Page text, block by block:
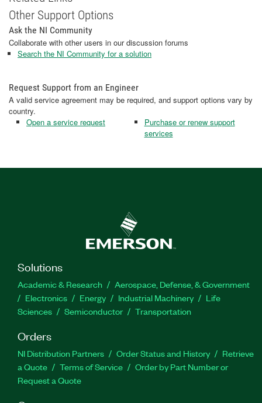
Other Support Options
Ask the NI Community
Collaborate with other users in our discussion forums
Search the NI Community for a solution
Request Support from an Engineer
A valid service agreement may be required, and support options vary by
country.
Open a service request
Purchase or renew support
services
Solutions
Academic & Research
Aerospace, Defense, & Government
Electronics
Energy Industrial Machinery
Life
Sciences
Semiconductor Transportation
Orders
NI Distribution Partners Order Status and History
Retrieve
a Quote
Terms of Service
Order by Part Number or
Request a Quote